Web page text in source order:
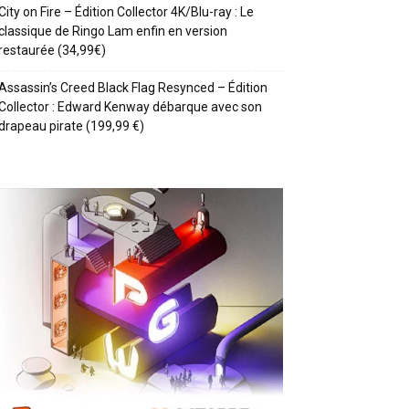
on Fire – Édition Collector 4K/Blu-ray : Le
de Ringo Lam enfin en version
(34,99€)
Creed Black Flag Resynced – Édition
: Edward Kenway débarque avec son
pirate (199,99 €)